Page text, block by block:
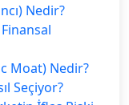
Nedir?
Moat) Nedir?
Seçiyor?